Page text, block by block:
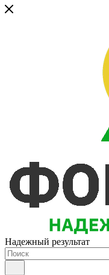
Надежный результат